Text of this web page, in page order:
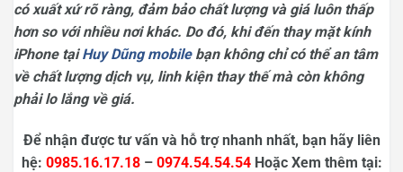
có xuất xứ rõ ràng, đảm bảo chất lượng và giá luôn thấp
hơn so với nhiều nơi khác. Do đó, khi đến thay mặt kính
iPhone tạiHuy Dũng mobilebạn không chỉ có thể an tâm
về chất lượng dịch vụ, linh kiện thay thế mà còn không
phải lo lắng về giá.
Để nhận được tư vấn và hỗ trợ nhanh nhất, bạn hãy liên
hệ: 0985.16.17.18–0974.54.54.54 Hoặc Xem thêm tại: